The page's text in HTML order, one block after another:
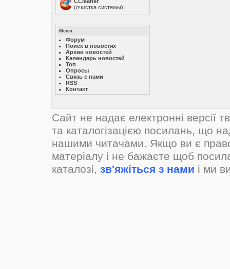
(очистка системы)
Меню
Форум
Поиск в новостях
Архив новостей
Календарь новостей
Топ
Опросы
Связь с нами
RSS
Контакт
Сайт не надає електронні версії
та каталогізацією посилань, що
нашими читачами. Якщо ви є
матеріалу і не бажаєте щоб
каталозі, зв'яжіться з нами і ми